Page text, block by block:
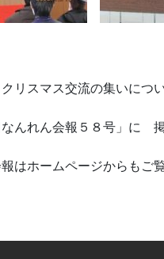
ス交流の集いについ
５８号」に 掲載
ジからもご覧にな